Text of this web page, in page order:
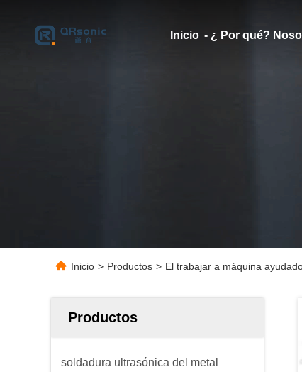
Inicio - ¿ Por qué?
Inicio > Productos > El trabajar a máquina
Productos
soldadura ultrasónica del metal